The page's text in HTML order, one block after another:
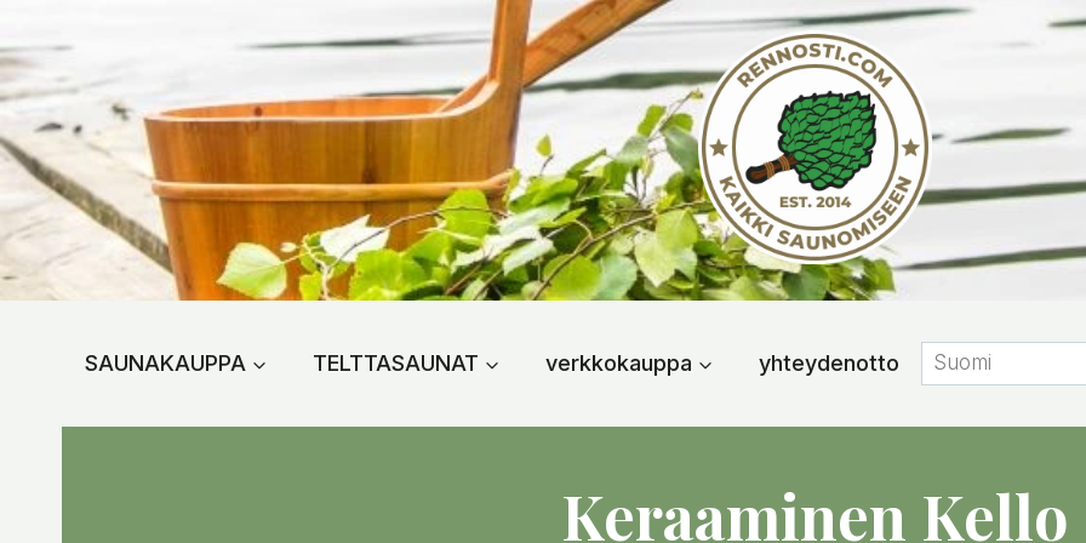
sisältöön
SAUNAKAUPPA TELTTASAUNAT verkkokauppa yhteydenotto
Keraaminen Kello